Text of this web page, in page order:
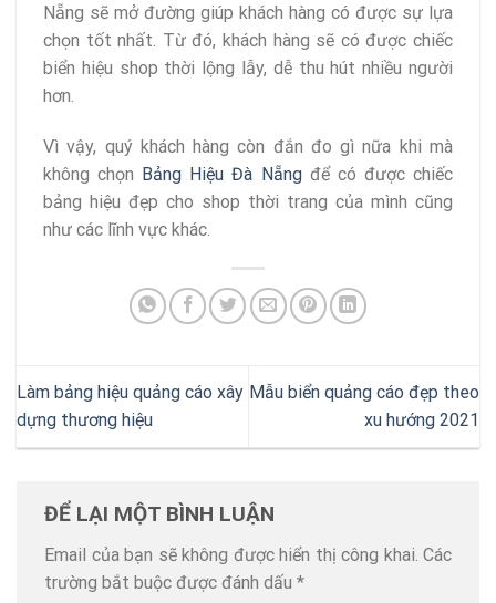
Nẵng sẽ mở đường giúp khách hàng có được sự lựa
chọn tốt nhất. Từ đó, khách hàng sẽ có được chiếc
biển hiệu shop thời lộng lẫy, dễ thu hút nhiều người
hơn.
Vì vậy, quý khách hàng còn đắn đo gì nữa khi mà
không chọn Bảng Hiệu Đà Nẵngđể có được chiếc
bảng hiệu đẹp cho shop thời trang của mình cũng
như các lĩnh vực khác.
Làm bảng hiệu quảng cáo xây
dựng thương hiệu
Mẫu biển quảng cáo đẹp theo
xu hướng 2021
ĐỂ LẠI MỘT BÌNH LUẬN
Email của bạn sẽ không được hiển thị công khai. Các
trường bắt buộc được đánh dấu *